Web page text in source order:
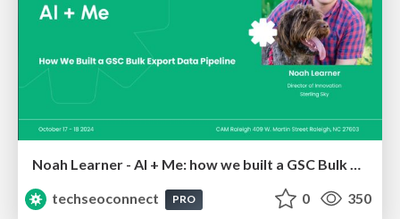
Noah Learner - AI + Me: how we built a GSC Bulk Export data pipeline
techseoconnect
PRO 0 350